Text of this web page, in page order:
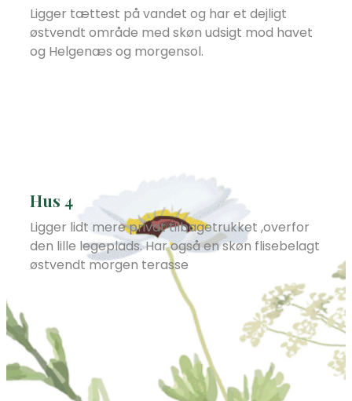
Ligger tættest på vandet og har et dejligt
østvendt område med skøn udsigt mod havet
og Helgenæs og morgensol.
Hus 4
Ligger lidt mere privat tilbagetrukket ,overfor
den lille legeplads. Har også en skøn flisebelagt
østvendt morgen terasse